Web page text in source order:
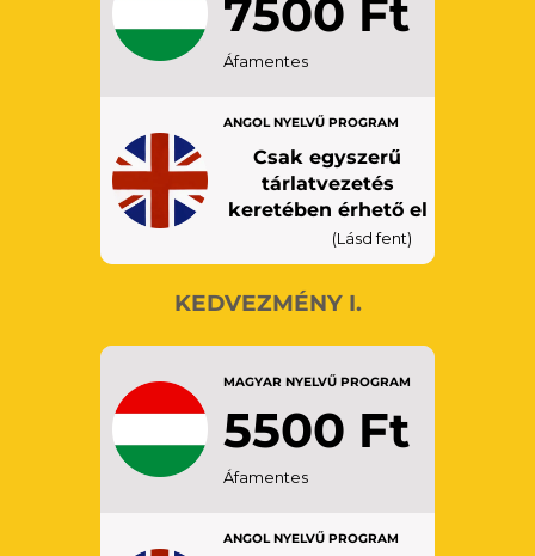
7500 Ft
Áfamentes
ANGOL NYELVŰ PROGRAM
Csak egyszerű
tárlatvezetés
keretében érhető el
(Lásd fent)
FELNŐTT: 18 – 65 éves kor
között
CSALÁD: 1 felnőtt és 1 gyermek
(6-18 év között)
KEDVEZMÉNY I.
MAGYAR NYELVŰ PROGRAM
5500 Ft
Áfamentes
ANGOL NYELVŰ PROGRAM
SENIOR: 65 év felettiek
diákigazolvánnyal